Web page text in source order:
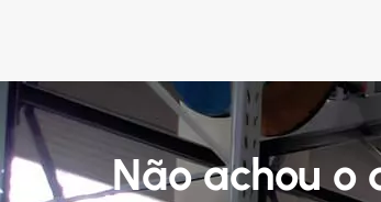
Não achou o